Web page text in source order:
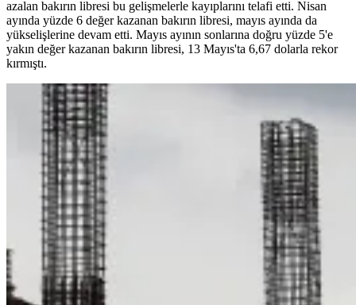
azalan bakırın libresi bu gelişmelerle kayıplarını telafi etti. Nisan
ayında yüzde 6 değer kazanan bakırın libresi, mayıs ayında da
yükselişlerine devam etti. Mayıs ayının sonlarına doğru yüzde 5'e
yakın değer kazanan bakırın libresi, 13 Mayıs'ta 6,67 dolarla rekor
kırmıştı.